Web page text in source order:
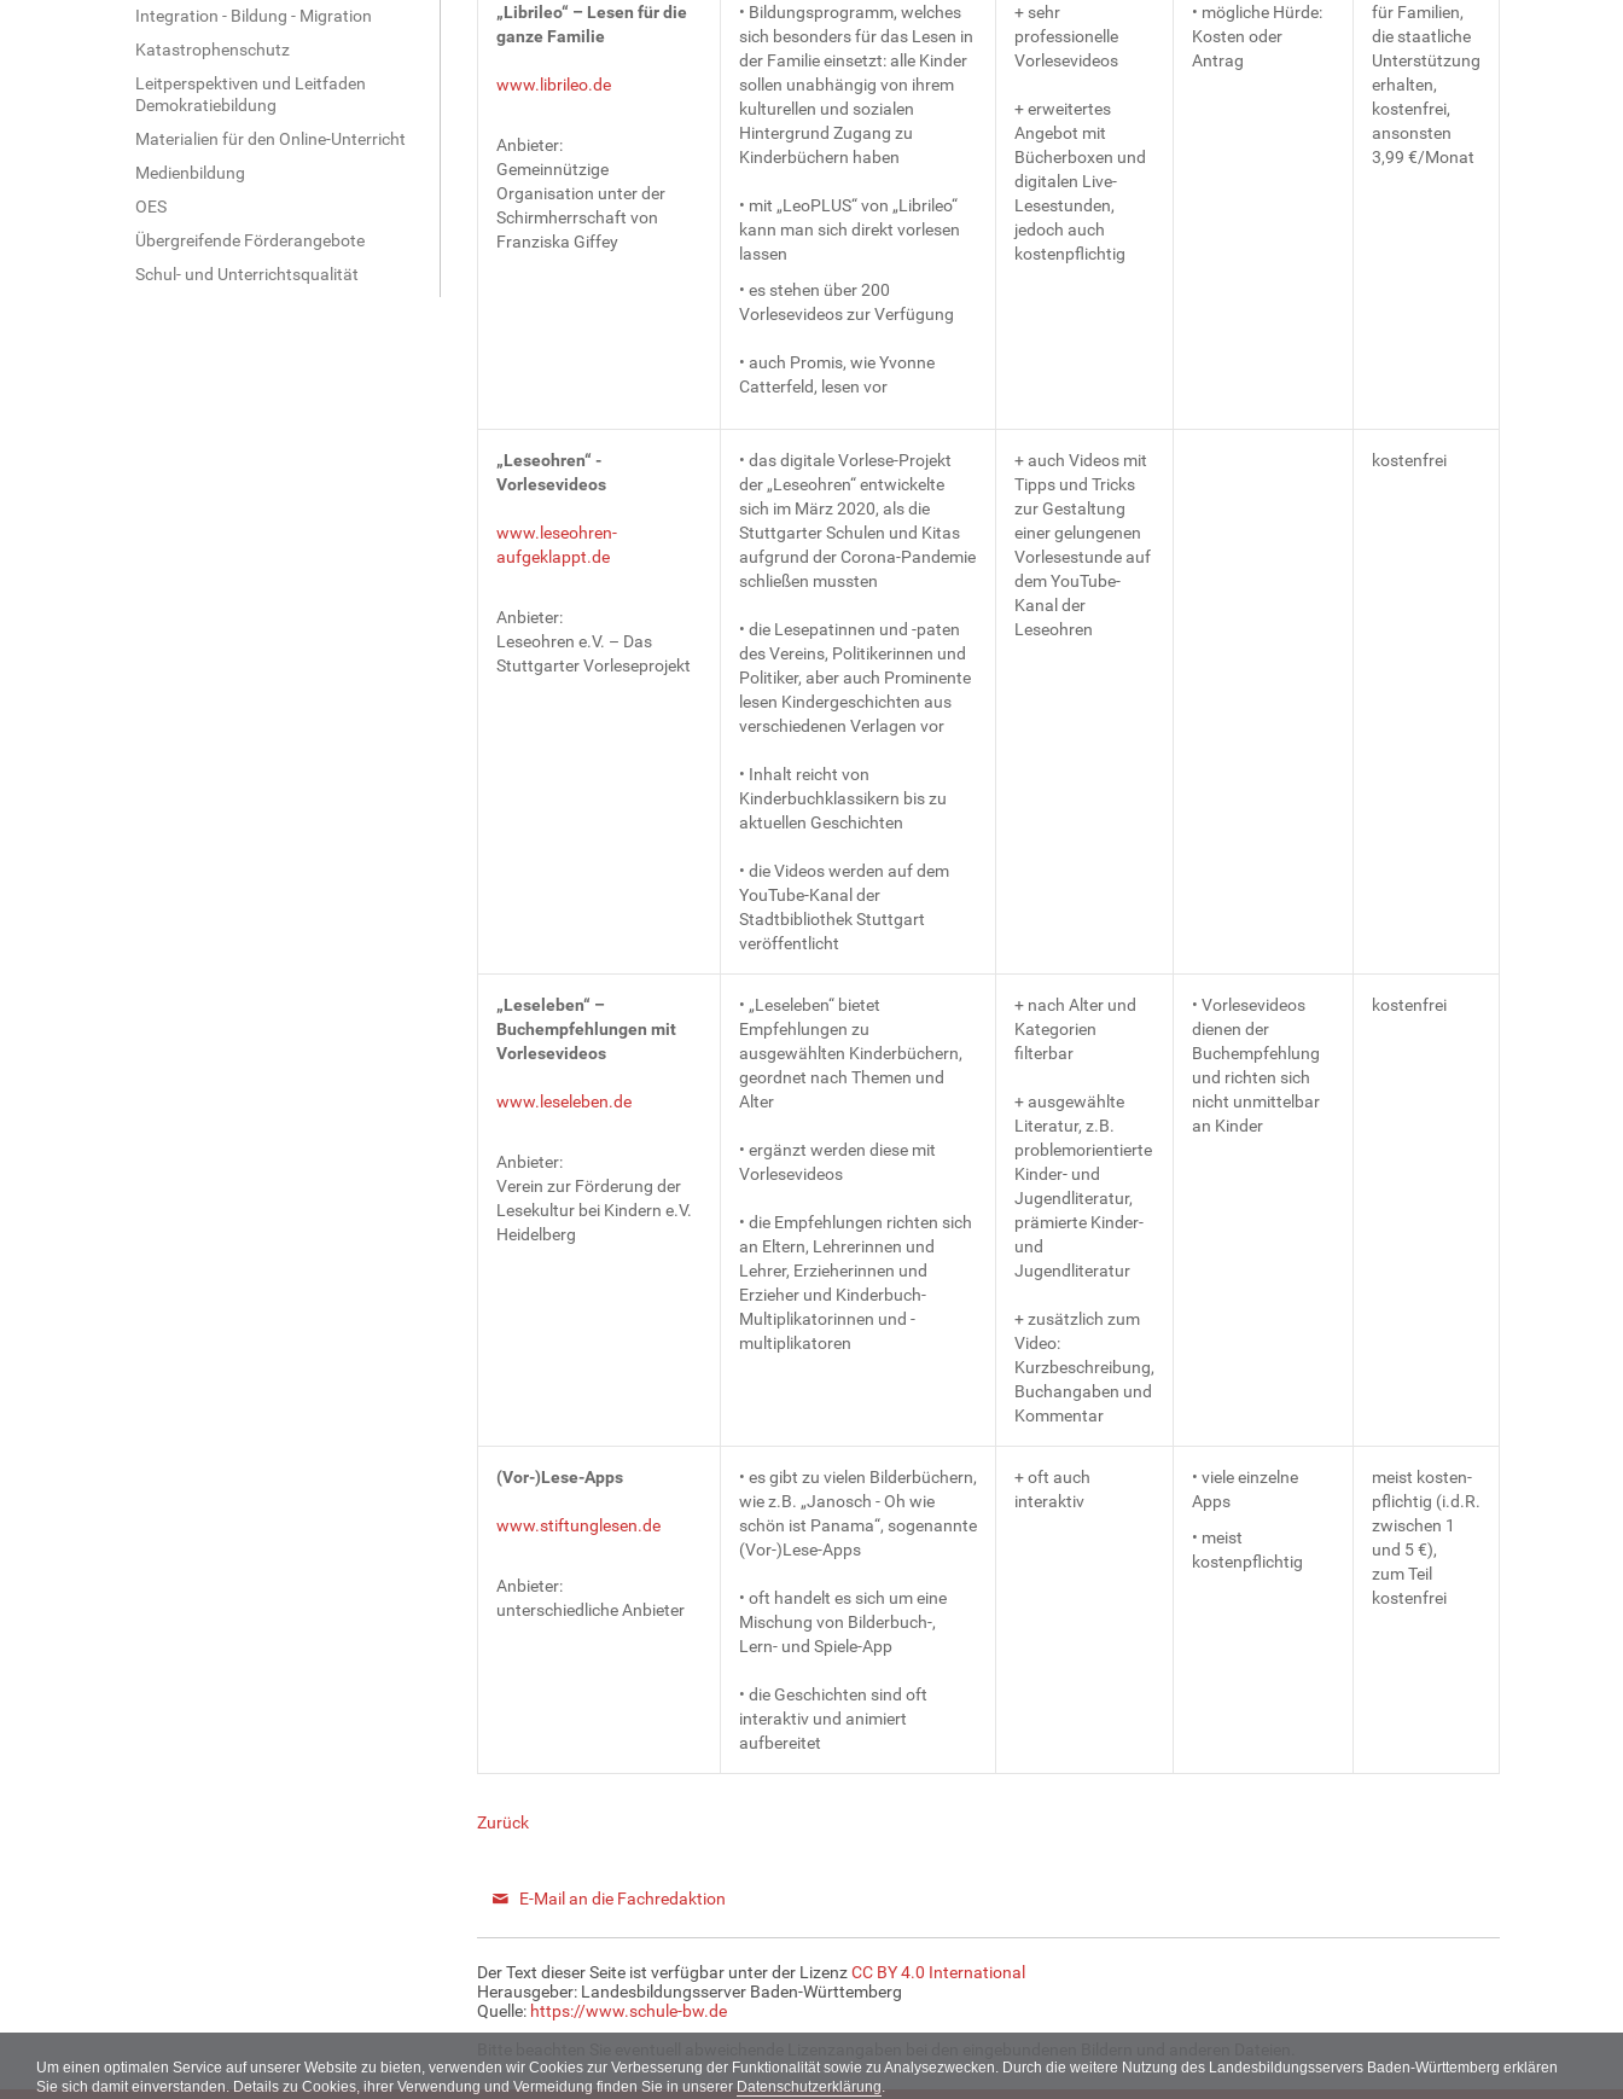
Um einen optimalen Service auf unserer Website zu bieten, verwenden wir Cookies zur Verbesserung der Funktionalität sowie zu Analysezwecken. Durch die weitere Nutzung des Landesbildungsservers Baden-Württemberg erklären
Sie sich damit einverstanden. Details zu Cookies, ihrer Verwendung und Vermeidung finden Sie in unserer Datenschutzerklärung.
Integration - Bildung - Migration
Katastrophenschutz
Leitperspektiven und Leitfaden
Demokratiebildung
Materialien für den Online-Unterricht
Medienbildung
OES
Übergreifende Förderangebote
Schul- und Unterrichtsqualität
„Librileo“ – Lesen für die
ganze Familie
www.librileo.de
Anbieter:
Gemeinnützige
Organisation unter der
Schirmherrschaft von
Franziska Giffey
• Bildungsprogramm, welches
sich besonders für das Lesen in
der Familie einsetzt: alle Kinder
sollen unabhängig von ihrem
kulturellen und sozialen
Hintergrund Zugang zu
Kinderbüchern haben
• mit „LeoPLUS“ von „Librileo“
kann man sich direkt vorlesen
lassen
• es stehen über 200
Vorlesevideos zur Verfügung
• auch Promis, wie Yvonne
Catterfeld, lesen vor
+ sehr
professionelle
Vorlesevideos
+ erweitertes
Angebot mit
Bücherboxen und
digitalen Live-
Lesestunden,
jedoch auch
kostenpflichtig
• mögliche Hürde:
Kosten oder
Antrag
für Familien,
die staatliche
Unterstützung
erhalten,
kostenfrei,
ansonsten
3,99 €/Monat
„Leseohren“ -
Vorlesevideos
www.leseohren-
aufgeklappt.de
Anbieter:
Leseohren e.V. – Das
Stuttgarter Vorleseprojekt
• das digitale Vorlese-Projekt
der „Leseohren“ entwickelte
sich im März 2020, als die
Stuttgarter Schulen und Kitas
aufgrund der Corona-Pandemie
schließen mussten
• die Lesepatinnen und -paten
des Vereins, Politikerinnen und
Politiker, aber auch Prominente
lesen Kindergeschichten aus
verschiedenen Verlagen vor
• Inhalt reicht von
Kinderbuchklassikern bis zu
aktuellen Geschichten
• die Videos werden auf dem
YouTube-Kanal der
Stadtbibliothek Stuttgart
veröffentlicht
+ auch Videos mit
Tipps und Tricks
zur Gestaltung
einer gelungenen
Vorlesestunde auf
dem YouTube-
Kanal der
Leseohren
kostenfrei
„Leseleben“ –
Buchempfehlungen mit
Vorlesevideos
www.leseleben.de
Anbieter:
Verein zur Förderung der
Lesekultur bei Kindern e.V.
Heidelberg
• „Leseleben“ bietet
Empfehlungen zu
ausgewählten Kinderbüchern,
geordnet nach Themen und
Alter
• ergänzt werden diese mit
Vorlesevideos
• die Empfehlungen richten sich
an Eltern, Lehrerinnen und
Lehrer, Erzieherinnen und
Erzieher und Kinderbuch-
Multiplikatorinnen und -
multiplikatoren
+ nach Alter und
Kategorien
filterbar
+ ausgewählte
Literatur, z.B.
problemorientierte
Kinder- und
Jugendliteratur,
prämierte Kinder-
und
Jugendliteratur
+ zusätzlich zum
Video:
Kurzbeschreibung,
Buchangaben und
Kommentar
• Vorlesevideos
dienen der
Buchempfehlung
und richten sich
nicht unmittelbar
an Kinder
kostenfrei
(Vor-)Lese-Apps
www.stiftunglesen.de
Anbieter:
unterschiedliche Anbieter
• es gibt zu vielen Bilderbüchern,
wie z.B. „Janosch - Oh wie
schön ist Panama“, sogenannte
(Vor-)Lese-Apps
• oft handelt es sich um eine
Mischung von Bilderbuch-,
Lern- und Spiele-App
• die Geschichten sind oft
interaktiv und animiert
aufbereitet
+ oft auch
interaktiv
• viele einzelne
Apps
• meist
kostenpflichtig
meist kosten-
pflichtig (i.d.R.
zwischen 1
und 5 €),
zum Teil
kostenfrei
Zurück
E-Mail an die Fachredaktion
Der Text dieser Seite ist verfügbar unter der LizenzCC BY 4.0 International
Herausgeber: Landesbildungsserver Baden-Württemberg
Quelle: https://www.schule-bw.de